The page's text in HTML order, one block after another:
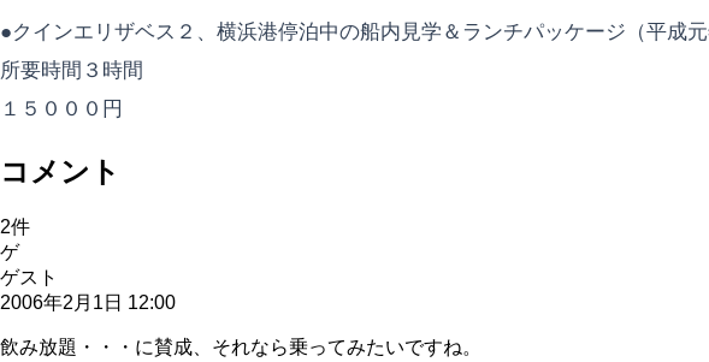
●クインエリザベス２、横浜港停泊中の船内見学＆ランチパッケージ（平成元
所要時間３時間
１５０００円
コメント
2件
ゲ
ゲスト
2006年2月1日 12:00
飲み放題・・・に賛成、それなら乗ってみたいですね。